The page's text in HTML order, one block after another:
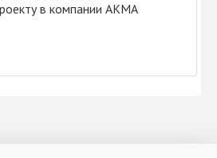
в компании АКМА